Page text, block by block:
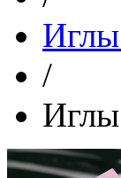
/